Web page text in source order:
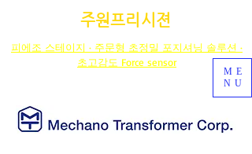
피에조 스테이지 · 주문형 초정밀 포지셔닝 솔루션 ·
초고감도 Force sensor
주원프리시젼
ME
NU